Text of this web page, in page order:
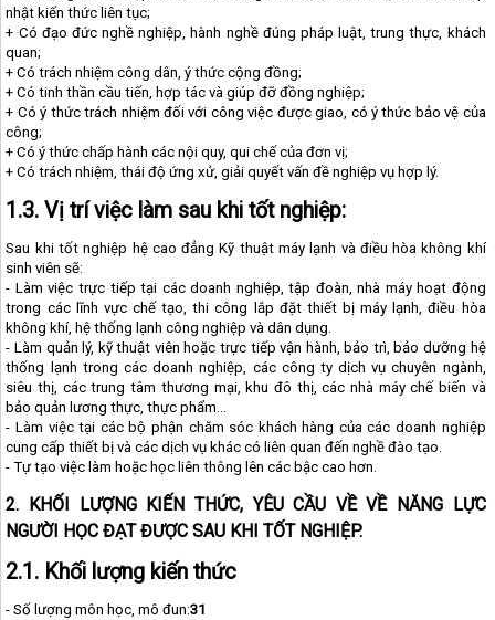
nhật kiến thức liên tục;
+ Có đạo đức nghề nghiệp, hành nghề đúng pháp luật, trung thực, khách
quan;
+ Có trách nhiệm công dân, ý thức cộng đồng;
+ Có tinh thần cầu tiến, hợp tác và giúp đỡ đồng nghiệp;
+ Có ý thức trách nhiệm đối với công việc được giao, có ý thức bảo vệ của
công;
+ Có ý thức chấp hành các nội quy, qui chế của đơn vị;
+ Có trách nhiệm, thái độ ứng xử, giải quyết vấn đề nghiệp vụ hợp lý.
1.3. Vị trí việc làm sau khi tốt nghiệp:
Sau khi tốt nghiệp hệ cao đẳng Kỹ thuật máy lạnh và điều hòa không khí
sinh viên sẽ:
- Làm việc trực tiếp tại các doanh nghiệp, tập đoàn, nhà máy hoạt động
trong các lĩnh vực chế tạo, thi công lắp đặt thiết bị máy lạnh, điều hòa
không khí, hệ thống lạnh công nghiệp và dân dụng.
- Làm quản lý, kỹ thuật viên hoặc trực tiếp vận hành, bảo trì, bảo dưỡng hệ
thống lạnh trong các doanh nghiệp, các công ty dịch vụ chuyên ngành,
siêu thị, các trung tâm thương mại, khu đô thị, các nhà máy chế biến và
bảo quản lương thực, thực phẩm...
- Làm việc tại các bộ phận chăm sóc khách hàng của các doanh nghiệp
cung cấp thiết bị và các dịch vụ khác có liên quan đến nghề đào tạo.
- Tự tạo việc làm hoặc học liên thông lên các bậc cao hơn.
2. KHỐI LƯỢNG KIẾN THỨC, YÊU CẦU VỀ VỀ NĂNG LỰC
NGƯỜI HỌC ĐẠT ĐƯỢC SAU KHI TỐT NGHIỆP.
2.1. Khối lượng kiến thức
- Số lượng môn học, mô đun:31